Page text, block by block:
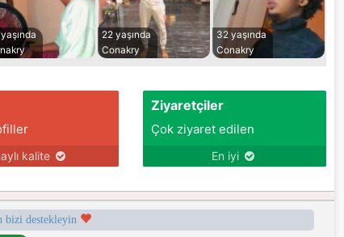
22 yaşında
Conakry
32 yaşında
Conakry
kalite
Ziyaretçiler
Çok ziyaret edilen
En iyi
bizi destekleyin